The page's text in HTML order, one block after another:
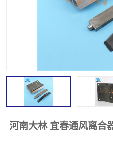
河南大林 宜春通风离合
橡胶件